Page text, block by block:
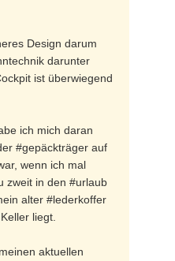
Design darum
darunter
ist überwiegend
ich mich daran
#gepäckträger auf
wenn ich mal
zweit in den #urlaub
alter #lederkoffer
liegt.
aktuellen